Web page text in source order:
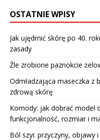
OSTATNIE WPISY
Jak ujędrnić skórę po 40.
zasady
Źle zrobione paznokcie
Odmładzająca maseczka z
zdrową skórę
Komody: jak dobrać model
funkcjonalność, rozmiar i
Ból szyi: przyczyny, objawy